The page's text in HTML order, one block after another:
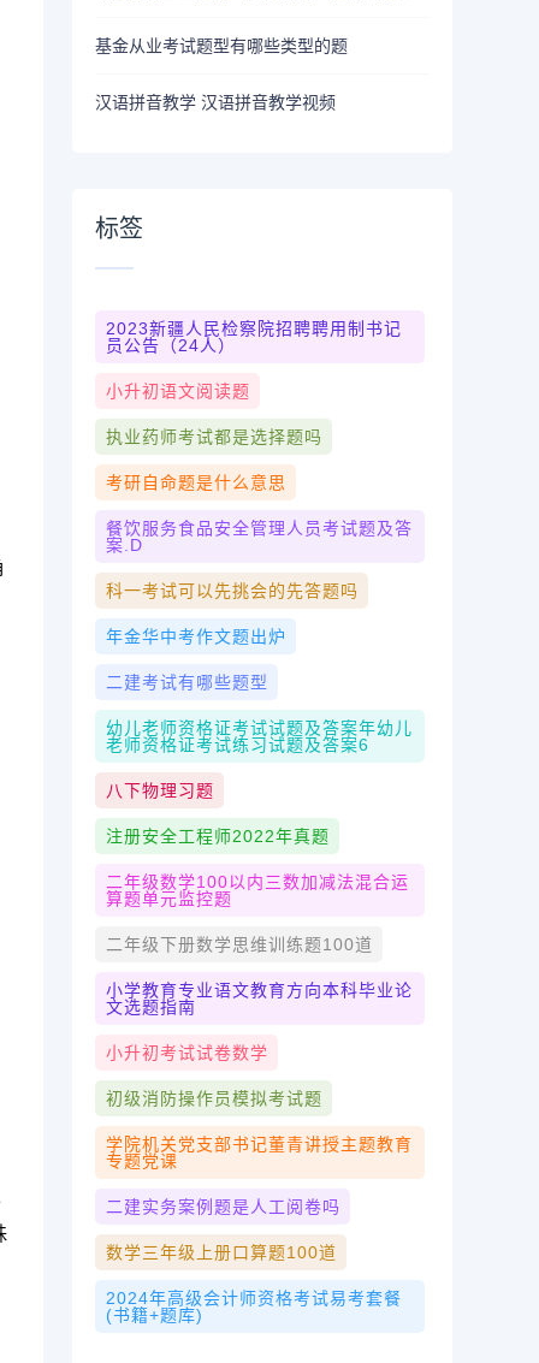
基金从业考试题型有哪些类型的题
汉语拼音教学 汉语拼音教学视频
标签
2023新疆人民检察院招聘聘用制书记
员公告（24人）
小升初语文阅读题
执业药师考试都是选择题吗
考研自命题是什么意思
餐饮服务食品安全管理人员考试题及答
案.d
科一考试可以先挑会的先答题吗
年金华中考作文题出炉
二建考试有哪些题型
幼儿老师资格证考试试题及答案年幼儿
老师资格证考试练习试题及答案6
八下物理习题
注册安全工程师2022年真题
二年级数学100以内三数加减法混合运
算题单元监控题
二年级下册数学思维训练题100道
小学教育专业语文教育方向本科毕业论
文选题指南
小升初考试试卷数学
初级消防操作员模拟考试题
学院机关党支部书记董青讲授主题教育
专题党课
二建实务案例题是人工阅卷吗
数学三年级上册口算题100道
2024年高级会计师资格考试易考套餐
(书籍+题库)